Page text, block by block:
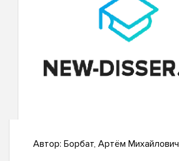
Автор: Борбат, Артём Михайлович